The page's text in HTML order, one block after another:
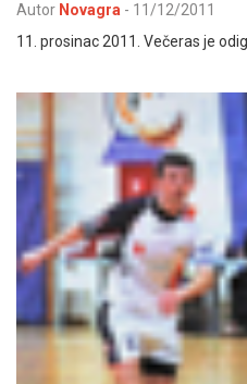
Autor Novagra - 11/12/2011
11. prosinac 2011. Večeras je